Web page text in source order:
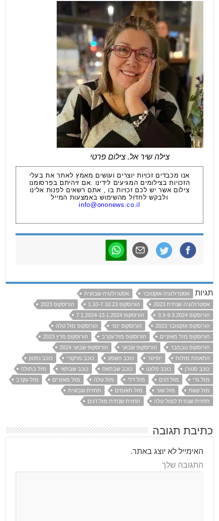
צילה שיר אל. צילום פרטי
אנו מכבדים זכויות יוצרים ועושים מאמץ לאתר את בעלי
הזכויות בצילומים המגיעים לידינו .אם זיהיתם בפרסומנו
צילום אשר יש לכם זכויות בו , אתם רשאים לפנות אלינו
ולבקש לחדול מהשימוש באמצעות המייל
info@ononews.co.il
תגיות אסטרולוגיה אוקטובר
אסטרולוגיה שבועית
אסטרולוגיה שנתית 2023
הורוסקופ 1.10-7.10.23
הורוסקופ 2023
הורוסקופ 3.3-9.3.2024
הורוסקופ 7.1.2024-13.1.2024
הורוסקופ אוקטובר 2023
הורוסקופ יומי
הורוסקופ מזל טלה
הורוסקופ מזל מאזניים
הורוסקופ מזל עקרב
הורוסקופ מרץ 2023
הורוסקופ נובמבר
הורוסקופ שבועי
הורוסקופ שבועי 2024
התאמת מזלות
יופיטר כוכב השפע כוכב מרקורי
כוכב נפטון
כוכב סטורן
כוכב פלוטו כוכב שבתאח כוכב שבתאי
מזל בתולה
מזל גדי
מזל דגים מזל דלי מזל טלה מזל מאזניים
מזל עקרב
מזל קשת
מזל שור מזל תאומים
תחזית שבועית
תחזית שנתית למזל טלה
תחזית שנתית מזל דגים
כתיבת תגובה
האימייל לא יוצג באתר.
התגובה שלך